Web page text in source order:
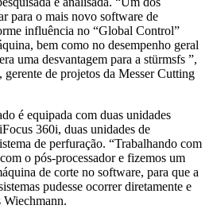
para o mais novo software de
influência no “Global Control”
bem como no desempenho geral
uma desvantagem para a stürmsfs ”,
de projetos da Messer Cutting
é equipada com duas unidades
360i, duas unidades de
de perfuração. “Trabalhando com
o pós-processador e fizemos um
de corte no software, para que a
pudesse ocorrer diretamente e